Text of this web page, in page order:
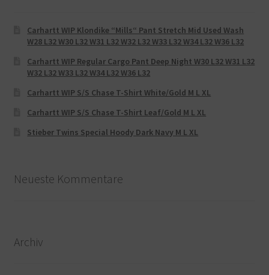
Carhartt WIP Klondike “Mills“ Pant Stretch Mid Used Wash
W28 L32 W30 L32 W31 L32 W32 L32 W33 L32 W34 L32 W36 L32
Carhartt WIP Regular Cargo Pant Deep Night W30 L32 W31 L32
W32 L32 W33 L32 W34 L32 W36 L32
Carhartt WIP S/S Chase T-Shirt White/Gold M L XL
Carhartt WIP S/S Chase T-Shirt Leaf/Gold M L XL
Stieber Twins Special Hoody Dark Navy M L XL
Neueste Kommentare
Archiv